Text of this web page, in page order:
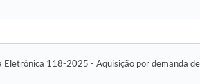
Eletrônica 118-2025 - Aquisição por demanda